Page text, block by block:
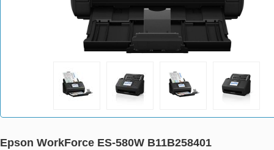
Epson WorkForce ES-580W B11B258401